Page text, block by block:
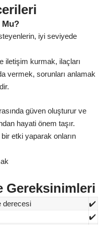
iyi seviyede
iletişim kurmak, ilaçları
vermek, sorunları anlamak
güven oluşturur ve
hayati önem taşır.
etki yaparak onların
Gereksinimleri
derecesi
✔️
✔️